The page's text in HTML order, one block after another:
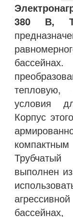
380 В,
тепловую,
условия
Корпус
Трубчатый
выполнен